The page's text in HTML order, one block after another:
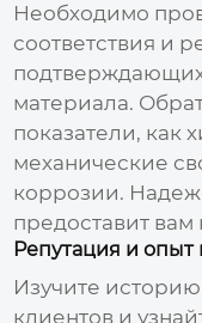
Необходимо
соответствия и
материала.
показатели, как
механические
коррозии.
предоставит
Репутация и опыт
Изучите
клиентов и